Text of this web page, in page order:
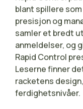
blant spillere
presisjon og
samler et bredt
anmeldelser, og
Rapid Control
Leserne finner
racketens
ferdighetsnivåer.